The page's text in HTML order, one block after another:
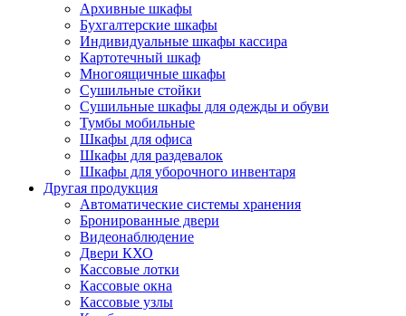
Архивные шкафы
Бухгалтерские шкафы
Индивидуальные шкафы кассира
Картотечный шкаф
Многоящичные шкафы
Сушильные стойки
Сушильные шкафы для одежды и обуви
Тумбы мобильные
Шкафы для офиса
Шкафы для раздевалок
Шкафы для уборочного инвентаря
Другая продукция
Автоматические системы хранения
Бронированные двери
Видеонаблюдение
Двери КХО
Кассовые лотки
Кассовые окна
Кассовые узлы